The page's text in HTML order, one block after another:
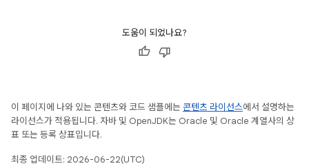
도움이 되었나요?
이 페이지에 나와 있는 콘텐츠와 코드 샘플에는 콘텐츠 라이선스에서 설명하는
라이선스가 적용됩니다. 자바 및 OpenJDK는 Oracle 및 Oracle 계열사의 상
표 또는 등록 상표입니다.
최종 업데이트: 2026-06-22(UTC)